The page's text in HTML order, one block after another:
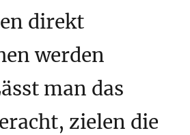
direkt
werden
man das
zielen die